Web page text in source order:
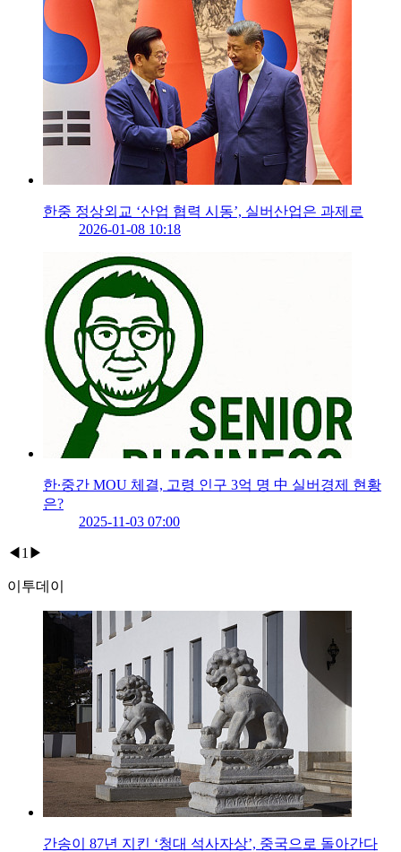
한중 정상외교 ‘산업 협력 시동’, 실버산업은 과제로
2026-01-08 10:18
한∙중간 MOU 체결, 고령 인구 3억 명 中 실버경제 현황
은?
2025-11-03 07:00
◀ 1 ▶
이투데이
간송이 87년 지킨 ‘청대 석사자상’, 중국으로 돌아간다